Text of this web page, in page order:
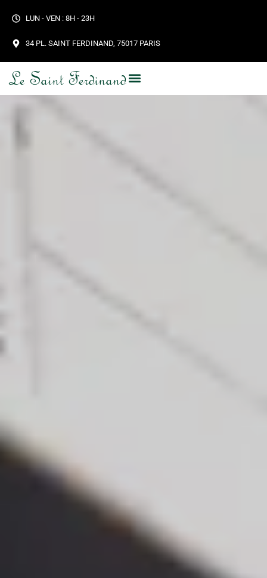
LUN - VEN : 8H - 23H
34 PL. SAINT FERDINAND, 75017 PARIS
Le Saint Ferdinand